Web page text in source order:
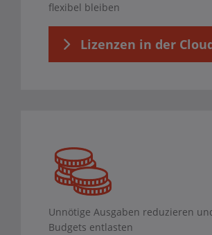
flexibel bleiben
Lizenzen in der
Unnötige Ausgaben reduzieren
Budgets entlasten